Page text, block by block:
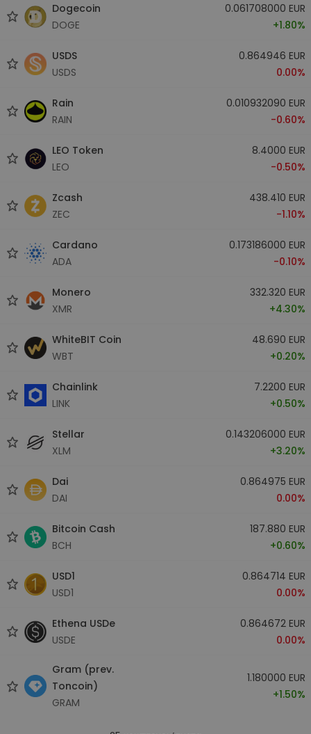
Dogecoin
DOGE
0.061708000 EUR
+1.80%
USDS
USDS
0.864946 EUR
0.00%
Rain
RAIN
0.010932090 EUR
-0.60%
LEO Token
LEO
8.4000 EUR
-0.50%
Zcash
ZEC
438.410 EUR
-1.10%
Cardano
ADA
0.173186000 EUR
-0.10%
Monero
XMR
332.320 EUR
+4.30%
WhiteBIT Coin
WBT
48.690 EUR
+0.20%
Chainlink
LINK
7.2200 EUR
+0.50%
Stellar
XLM
0.143206000 EUR
+3.20%
Dai
DAI
0.864975 EUR
0.00%
Bitcoin Cash
BCH
187.880 EUR
+0.60%
USD1
USD1
0.864714 EUR
0.00%
Ethena USDe
USDE
0.864672 EUR
0.00%
Gram (prev.
Toncoin)
GRAM
1.180000 EUR
+1.50%